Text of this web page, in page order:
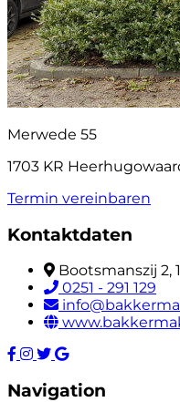
Merwede 55
1703 KR
Termin vereinbaren
Kontaktdaten
Bootsmanszij 2,
0251 - 291 129
Navigation